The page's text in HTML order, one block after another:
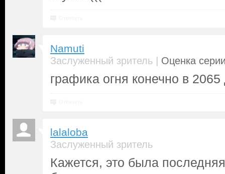
Namuti
Заслуженный зритель | Оценка
графика огня конечно в 2065
lalaloba
Заслуженный зритель
Кажется, это была